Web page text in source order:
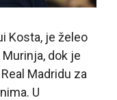
Kosta, je želeo
dok je
Madridu za
U